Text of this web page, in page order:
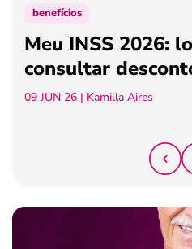
benefícios
Meu INSS 2026:
consultar
09 JUN 26 | Kamilla Aires